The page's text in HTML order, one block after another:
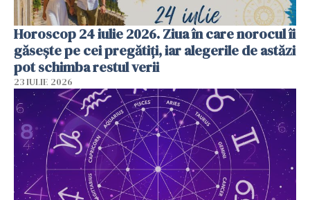
Horoscop 24 iulie 2026. Ziua în care norocul îi
găsește pe cei pregătiți, iar alegerile de astăzi
pot schimba restul verii
23 IULIE 2026